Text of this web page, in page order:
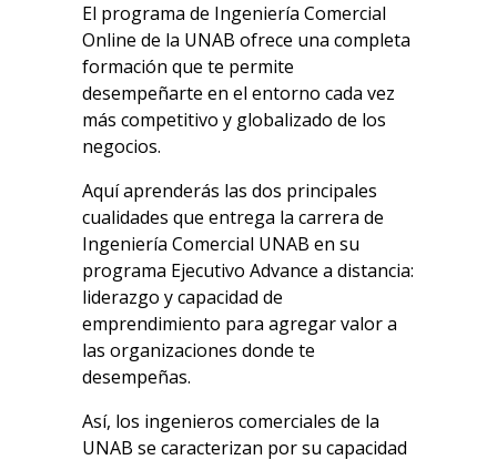
El programa de Ingeniería Comercial
Online de la UNAB ofrece una completa
formación que te permite
desempeñarte en el entorno cada vez
más competitivo y globalizado de los
negocios.
Aquí aprenderás las dos principales
cualidades que entrega la carrera de
Ingeniería Comercial UNAB en su
programa Ejecutivo Advance a distancia:
liderazgo y capacidad de
emprendimiento para agregar valor a
las organizaciones donde te
desempeñas.
Así, los ingenieros comerciales de la
UNAB se caracterizan por su capacidad